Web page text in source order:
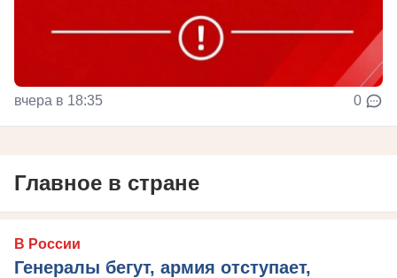
вчера в 18:35 0
Главное в стране
В России
Генералы бегут, армия отступает,